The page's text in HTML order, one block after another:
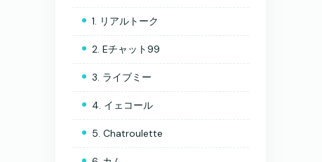
1. リアルトーク
2. Eチャット99
3. ライブミー
4. イェコール
5. Chatroulette